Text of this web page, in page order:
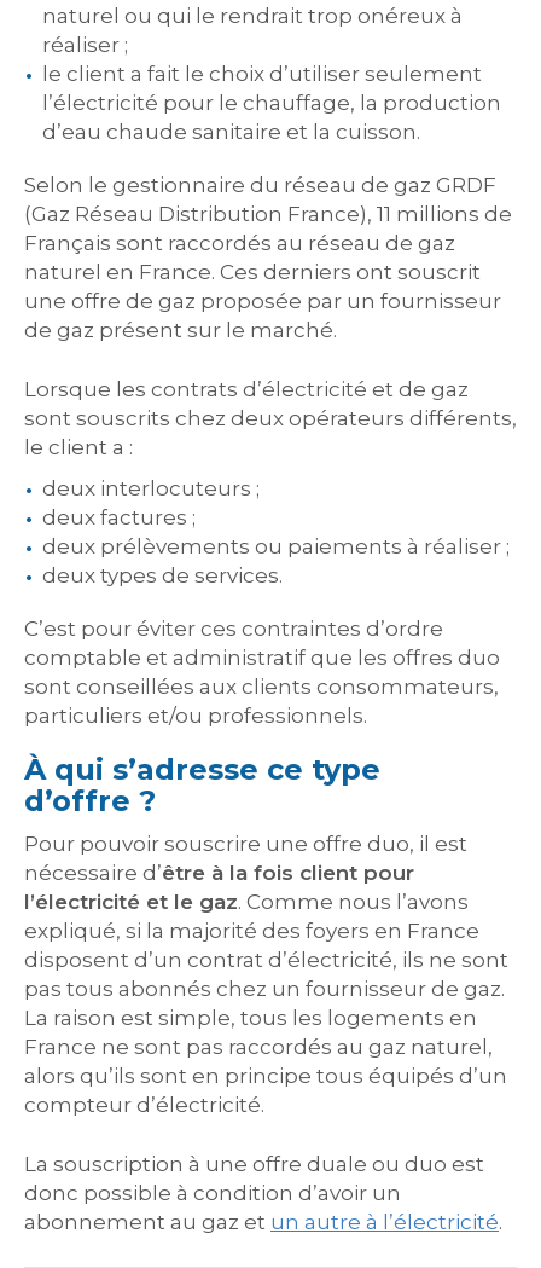
naturel ou qui le rendrait trop onéreux à
réaliser ;
le client a fait le choix d’utiliser seulement
l’électricité pour le chauffage, la production
d’eau chaude sanitaire et la cuisson.
Selon le gestionnaire du réseau de gaz GRDF
(Gaz Réseau Distribution France), 11 millions de
Français sont raccordés au réseau de gaz
naturel en France. Ces derniers ont souscrit
une offre de gaz proposée par un fournisseur
de gaz présent sur le marché.
Lorsque les contrats d’électricité et de gaz
sont souscrits chez deux opérateurs différents,
le client a :
deux interlocuteurs ;
deux factures ;
deux prélèvements ou paiements à réaliser ;
deux types de services.
C’est pour éviter ces contraintes d’ordre
comptable et administratif que les offres duo
sont conseillées aux clients consommateurs,
particuliers et/ou professionnels.
À qui s’adresse ce type
d’offre ?
Pour pouvoir souscrire une offre duo, il est
nécessaire d’être à la fois client pour
l’électricité et le gaz. Comme nous l’avons
expliqué, si la majorité des foyers en France
disposent d’un contrat d’électricité, ils ne sont
pas tous abonnés chez un fournisseur de gaz.
La raison est simple, tous les logements en
France ne sont pas raccordés au gaz naturel,
alors qu’ils sont en principe tous équipés d’un
compteur d’électricité.
La souscription à une offre duale ou duo est
donc possible à condition d’avoir un
abonnement au gaz et un autre à l’électricité.